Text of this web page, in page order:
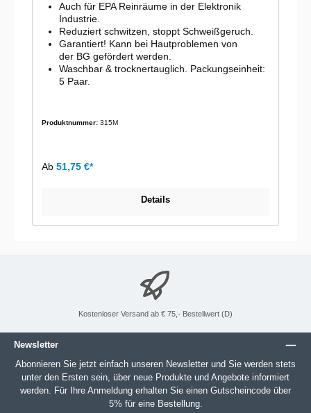
Auch für EPA Reinräume in der Elektronik
Industrie.
Reduziert schwitzen, stoppt Schweißgeruch.
Garantiert! Kann bei Hautproblemen von
der BG gefördert werden.
Waschbar & trocknertauglich. Packungseinheit:
5 Paar.
Produktnummer: 315M
Ab 51,75 €*
Details
Kostenloser Versand ab € 75,- Bestellwert (D)
Newsletter
Abonnieren Sie jetzt einfach unseren Newsletter und Sie werden stets
unter den Ersten sein, über neue Produkte und Angebote informiert
werden. Für Ihre Anmeldung erhalten Sie einen Gutscheincode über
5% für eine Bestellung.